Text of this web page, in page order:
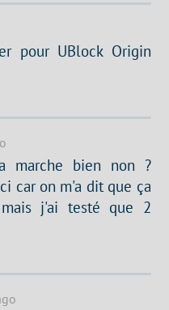
pour UBlock Origin
marche bien non ?
car on m'a dit que ça
j'ai testé que 2